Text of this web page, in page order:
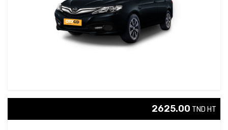
2625.00 TND HT